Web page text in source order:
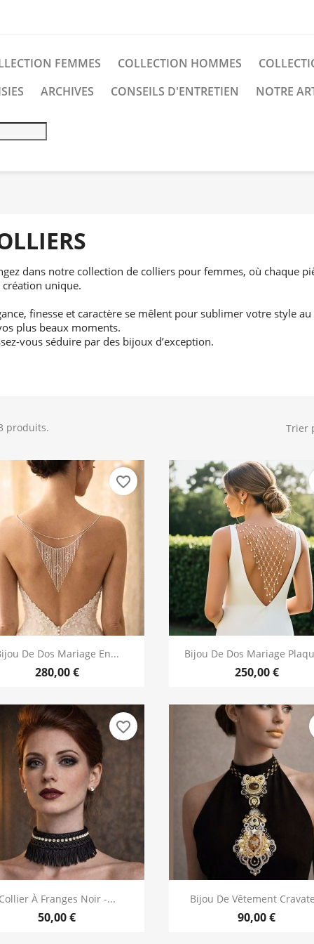
FEMMES COLLECTION HOMMES
ARCHIVES CONSEILS D'ENTRETIEN NOTRE
dans notre collection de colliers pour femmes, où chaque
création unique.
finesse et caractère se mêlent pour sublimer votre style
plus beaux moments.
vous séduire par des bijoux d’exception.
produits. Trier
Aperçu rapide
De Dos Mariage En...
280,00 €
favorite_border
 Aperçu rapide
Bijou De Dos Mariage
250,00 €
Aperçu rapide
À Franges Noir -...
50,00 €
favorite_border
Aperçu rapide
Bijou De Vêtement
90,00 €